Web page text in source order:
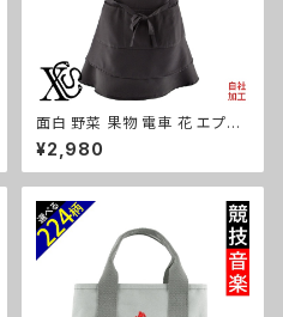
面白 野菜 果物 電車 花 エプロ
ン リアル 刺繍 プレゼント ワン
ポイント ワンピース レディース
撥水加工 おしゃれ かわいい フ
の日 保育士 カフェ サロン 黒
柄 グッズ ori-a-tao13-b09-s
¥2,980